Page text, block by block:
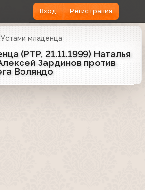
Вход Регистрация
Устами младенца
(РТР, 21.11.1999) Наталья
Зардинов против
Воляндо